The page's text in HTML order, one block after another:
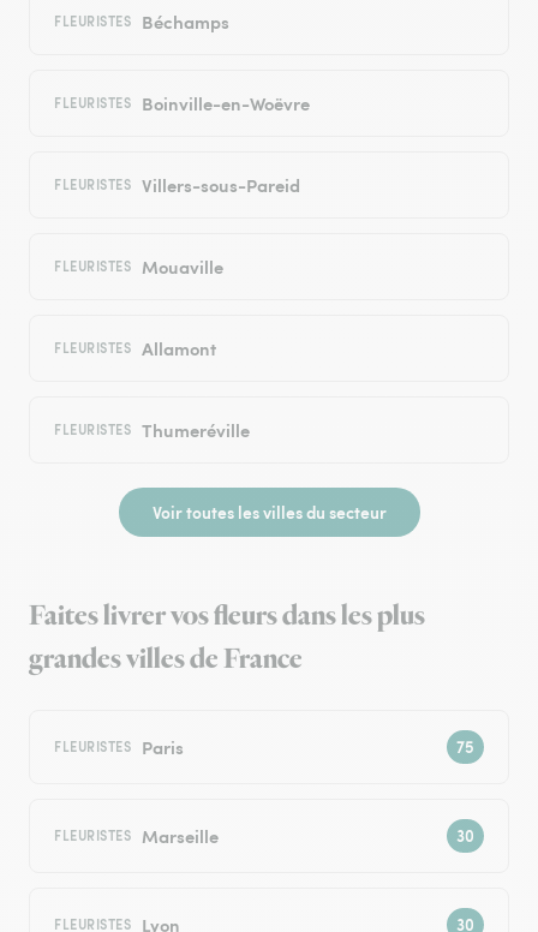
FLEURISTES Béchamps
FLEURISTES Boinville-en-Woëvre
FLEURISTES Villers-sous-Pareid
FLEURISTES Mouaville
FLEURISTES Allamont
FLEURISTES Thumeréville
Voir toutes les villes du secteur
Faites livrer vos fleurs dans les plus
grandes villes de France
FLEURISTES Paris
FLEURISTES Marseille
FLEURISTES Lyon